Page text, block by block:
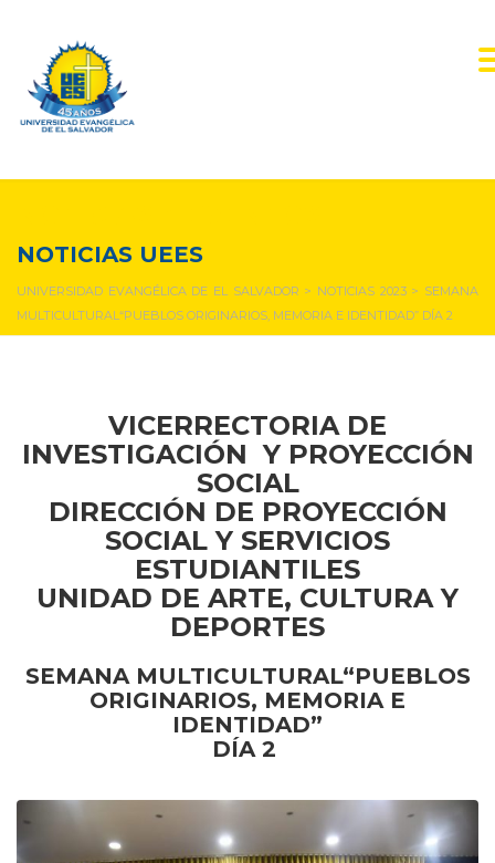
NOTICIAS UEES
UNIVERSIDAD EVANGÉLICA DE EL SALVADOR > NOTICIAS 2023> SEMANA
MULTICULTURAL“PUEBLOS ORIGINARIOS, MEMORIA E IDENTIDAD” DÍA 2
VICERRECTORIA DE
INVESTIGACIÓN Y PROYECCIÓN
SOCIAL
DIRECCIÓN DE PROYECCIÓN
SOCIAL Y SERVICIOS
ESTUDIANTILES
UNIDAD DE ARTE, CULTURA Y
DEPORTES
SEMANA MULTICULTURAL“PUEBLOS
ORIGINARIOS, MEMORIA E
IDENTIDAD”
DÍA 2